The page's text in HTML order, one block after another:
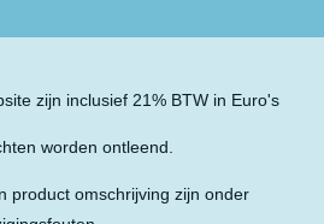
zijn inclusief 21% BTW in Euro's
worden ontleend.
product omschrijving zijn onder